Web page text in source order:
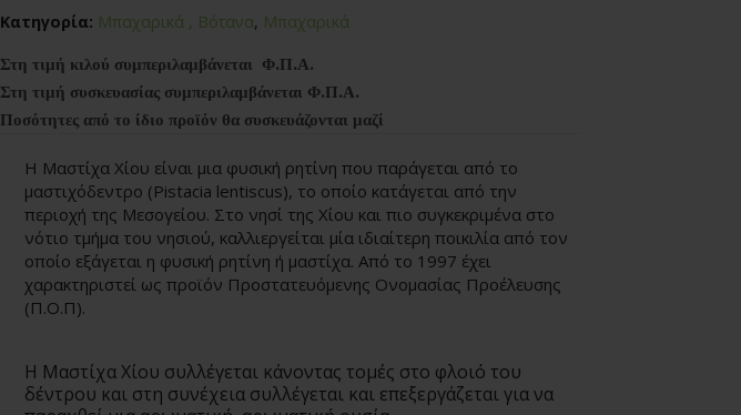
Κατηγορία: Μπαχαρικά , Βότανα, Μπαχαρικά
Στη τιμή κιλού συμπεριλαμβάνεται Φ.Π.Α.
Στη τιμή συσκευασίας συμπεριλαμβάνεται Φ.Π.Α.
Ποσότητες από το ίδιο προϊόν θα συσκευάζονται μαζί
Η Μαστίχα Χίου είναι μια φυσική ρητίνη που παράγεται από το
μαστιχόδεντρο (Pistacia lentiscus), το οποίο κατάγεται από την
περιοχή της Μεσογείου. Στο νησί της Χίου και πιο συγκεκριμένα στο
νότιο τμήμα του νησιού, καλλιεργείται μία ιδιαίτερη ποικιλία από τον
οποίο εξάγεται η φυσική ρητίνη ή μαστίχα. Από το 1997 έχει
χαρακτηριστεί ως προϊόν Προστατευόμενης Ονομασίας Προέλευσης
(Π.Ο.Π).
Η Μαστίχα Χίου συλλέγεται κάνοντας τομές στο φλοιό του
δέντρου και στη συνέχεια συλλέγεται και επεξεργάζεται για να